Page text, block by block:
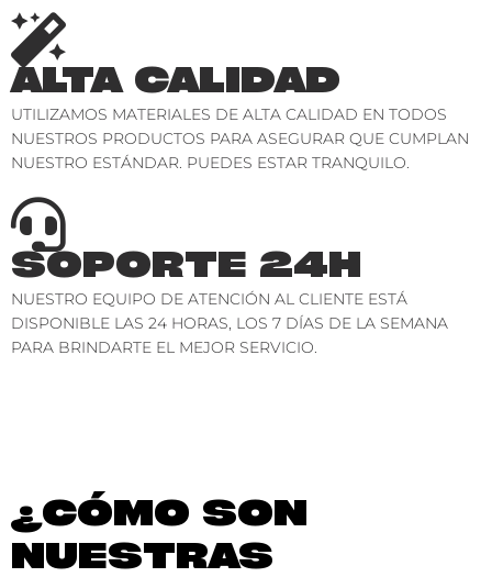
ALTA CALIDAD
UTILIZAMOS MATERIALES DE ALTA CALIDAD EN TODOS
NUESTROS PRODUCTOS PARA ASEGURAR QUE CUMPLAN
NUESTRO ESTÁNDAR. PUEDES ESTAR TRANQUILO.
SOPORTE 24H
NUESTRO EQUIPO DE ATENCIÓN AL CLIENTE ESTÁ
DISPONIBLE LAS 24 HORAS, LOS 7 DÍAS DE LA SEMANA
PARA BRINDARTE EL MEJOR SERVICIO.
¿CÓMO SON
NUESTRAS